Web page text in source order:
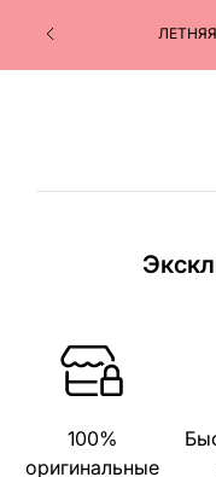
100%
оригинальные